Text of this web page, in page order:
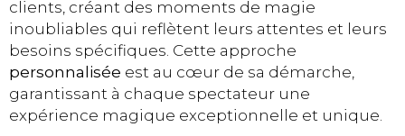
clients, créant des moments de magie
inoubliables qui reflètent leurs attentes et leurs
besoins spécifiques. Cette approche
personnalisée est au cœur de sa démarche,
garantissant à chaque spectateur une
expérience magique exceptionnelle et unique.